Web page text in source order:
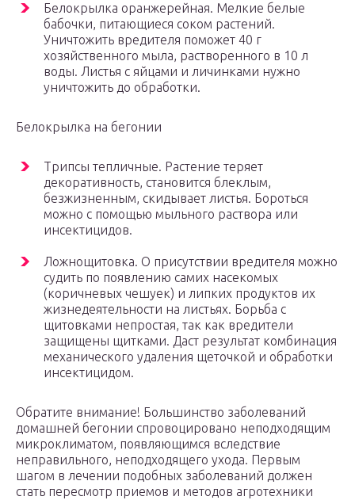
Белокрылка оранжерейная. Мелкие белые
бабочки, питающиеся соком растений.
Уничтожить вредителя поможет 40 г
хозяйственного мыла, растворенного в 10 л
воды. Листья с яйцами и личинками нужно
уничтожить до обработки.
Белокрылка на бегонии
Трипсы тепличные. Растение теряет
декоративность, становится блеклым,
безжизненным, скидывает листья. Бороться
можно с помощью мыльного раствора или
инсектицидов.
Ложнощитовка. О присутствии вредителя можно
судить по появлению самих насекомых
(коричневых чешуек) и липких продуктов их
жизнедеятельности на листьях. Борьба с
щитовками непростая, так как вредители
защищены щитками. Даст результат комбинация
механического удаления щеточкой и обработки
инсектицидом.
Обратите внимание! Большинство заболеваний
домашней бегонии спровоцировано неподходящим
микроклиматом, появляющимся вследствие
неправильного, неподходящего ухода. Первым
шагом в лечении подобных заболеваний должен
стать пересмотр приемов и методов агротехники